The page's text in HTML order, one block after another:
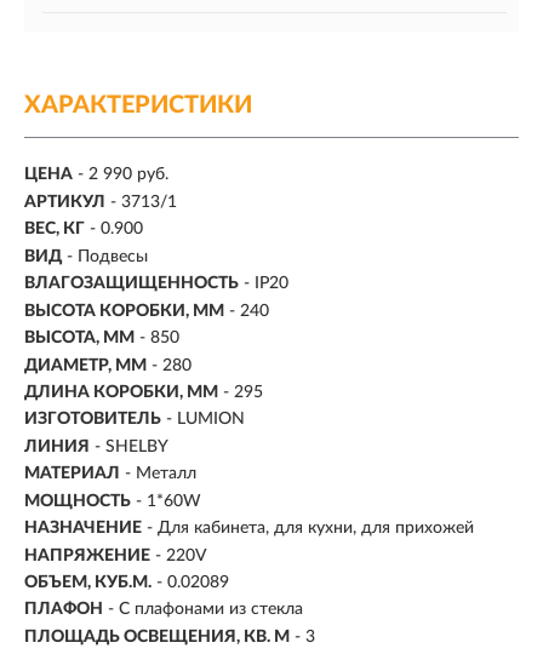
ХАРАКТЕРИСТИКИ
ЦЕНА - 2 990 руб.
АРТИКУЛ - 3713/1
ВЕС, КГ - 0.900
ВИД - Подвесы
ВЛАГОЗАЩИЩЕННОСТЬ - IP20
ВЫСОТА КОРОБКИ, ММ - 240
ВЫСОТА, ММ - 850
ДИАМЕТР, ММ - 280
ДЛИНА КОРОБКИ, ММ - 295
ИЗГОТОВИТЕЛЬ - LUMION
ЛИНИЯ - SHELBY
МАТЕРИАЛ - Металл
МОЩНОСТЬ - 1*60W
НАЗНАЧЕНИЕ - Для кабинета, для кухни, для прихожей
НАПРЯЖЕНИЕ - 220V
ОБЪЕМ, КУБ.М. - 0.02089
ПЛАФОН - С плафонами из стекла
ПЛОЩАДЬ ОСВЕЩЕНИЯ, КВ. М - 3